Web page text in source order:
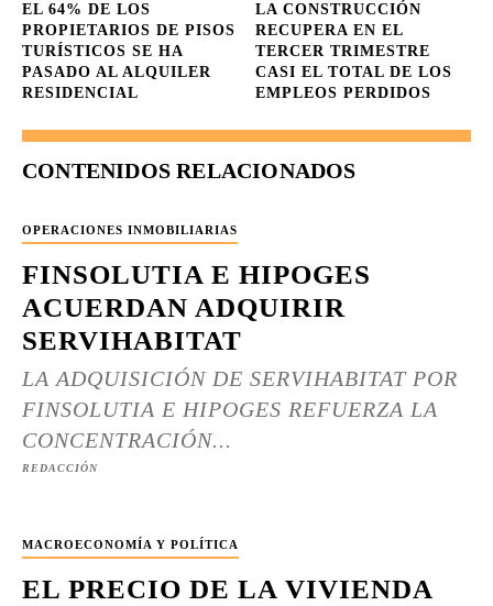
EL 64% DE LOS
PROPIETARIOS DE PISOS
TURÍSTICOS SE HA
PASADO AL ALQUILER
RESIDENCIAL
LA CONSTRUCCIÓN
RECUPERA EN EL
TERCER TRIMESTRE
CASI EL TOTAL DE LOS
EMPLEOS PERDIDOS
CONTENIDOS RELACIONADOS
OPERACIONES INMOBILIARIAS
FINSOLUTIA E HIPOGES
ACUERDAN ADQUIRIR
SERVIHABITAT
LA ADQUISICIÓN DE SERVIHABITAT POR
FINSOLUTIA E HIPOGES REFUERZA LA
CONCENTRACIÓN...
REDACCIÓN
MACROECONOMÍA Y POLÍTICA
EL PRECIO DE LA VIVIENDA